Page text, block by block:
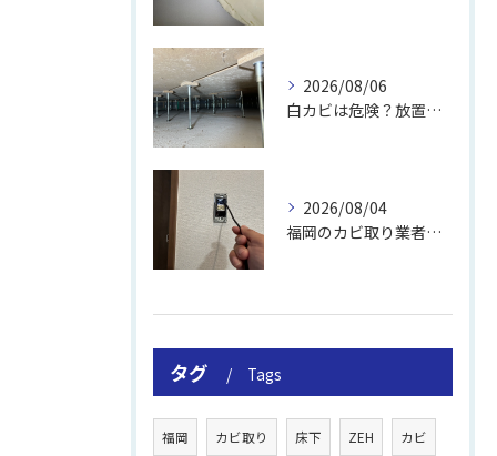
2026/08/06
白カビは危険？放置のリスクと取り方
2026/08/04
福岡のカビ取り業者おすすめの選び方と費用
タグ Tags
福岡 カビ取り 床下 ZEH カビ